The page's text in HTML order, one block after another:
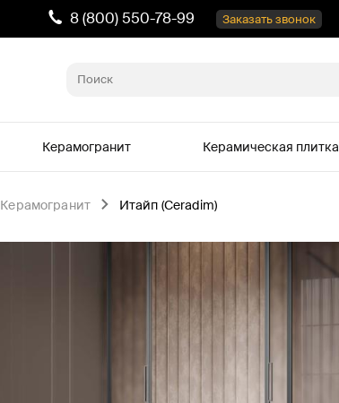
8 (800) 550-78-99 Заказать звонок
Керамогранит Керамическая плитка
Керамогранит Итайп (Ceradim)